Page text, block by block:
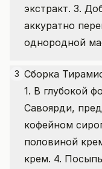
экстракт. 3.
аккуратно
однородной
3 Сборка
1. В глубокой
Савоярди,
кофейном
половиной
крем. 4.